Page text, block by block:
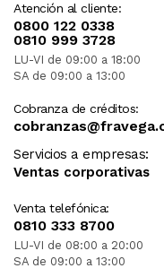
Atención al cliente:
0800 122 0338
0810 999 3728
LU-VI de 09:00 a 18:00
SA de 09:00 a 13:00
Cobranza de créditos:
Servicios a empresas:
Ventas corporativas
Venta telefónica:
0810 333 8700
LU-VI de 08:00 a 20:00
SA de 09:00 a 13:00